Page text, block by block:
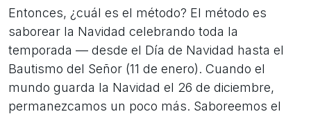
Entonces, ¿cuál es el método? El método es
saborear la Navidad celebrando toda la
temporada — desde el Día de Navidad hasta el
Bautismo del Señor (11 de enero). Cuando el
mundo guarda la Navidad el 26 de diciembre,
permanezcamos un poco más. Saboreemos el